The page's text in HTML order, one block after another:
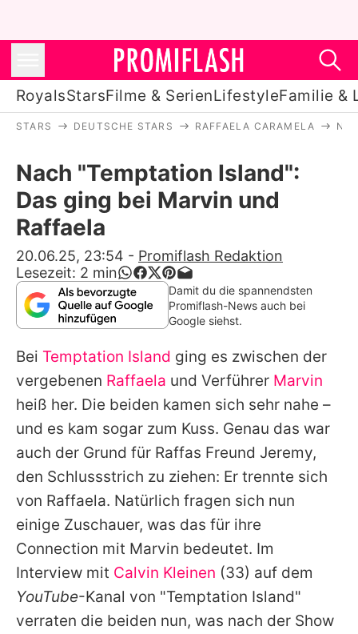
RoyalsStarsFilme & SerienLifestyleFamilie &
Stars
Filme & Serien
Lifestyle
Familie & Liebe
Promiflash Exklusiv
Alle Themen auf Promiflash
Jobs
App runterladen
Team
Redaktionelle Richtlinien
Impressum
Datenschutzerklärung
Nutzungsbedingungen
STARS DEUTSCHE STARS RAFFAELA CARAMELA
Nach "Temptation Island":
Das ging bei Marvin und
Raffaela
20.06.25, 23:54 - Promiflash Redaktion
Lesezeit: 2 min
Damit du die spannendsten
Promiflash-News auch bei
Google siehst.
Bei Temptation Island ging es zwischen der
vergebenen Raffaela und Verführer Marvin
heiß her. Die beiden kamen sich sehr nahe –
und es kam sogar zum Kuss. Genau das war
auch der Grund für Raffas Freund Jeremy,
den Schlussstrich zu ziehen: Er trennte sich
von Raffaela. Natürlich fragen sich nun
einige Zuschauer, was das für ihre
Connection mit Marvin bedeutet. Im
Interview mit Calvin Kleinen (33) auf dem
YouTube-Kanal von "Temptation Island"
verraten die beiden nun, was nach der Show